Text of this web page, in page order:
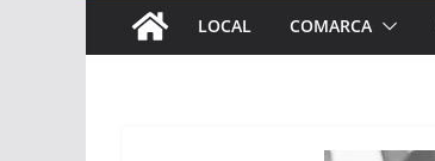
LOCAL COMARCA